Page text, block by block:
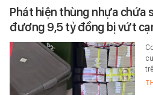
Phát hiện thùng nhựa chứa
đương 9,5 tỷ đồng bị vứt